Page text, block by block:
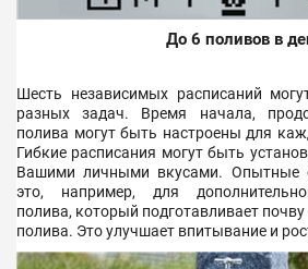
До 6 поливов в
Шесть независимых расписаний
разных задач. Время начала,
полива могут быть настроены для
Гибкие расписания могут быть
Вашими личными вкусами. Опытные
это, например, для
полива, который подготавливает
полива. Это улучшает впитывание и